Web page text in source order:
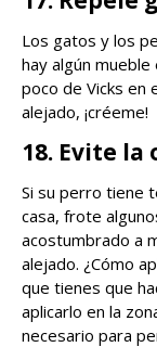
Los gatos y los
hay algún
poco de Vicks en
alejado, ¡créeme!
18. Evite
Si su perro tiene
casa, frote
acostumbrado a
alejado. ¿Cómo
que tienes que
aplicarlo en la
necesario para